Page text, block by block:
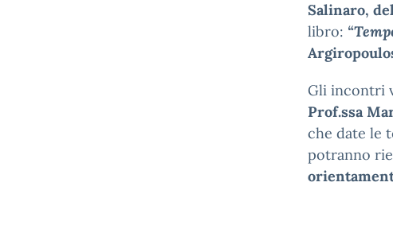
Salinaro,
libro:
Gli incontri
Prof.ssa
che date le
potranno